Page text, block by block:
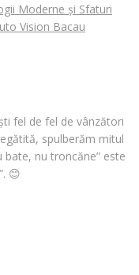
Moderne și Sfaturi
Vision Bacau
fel de fel de vânzători
spulberăm mitul
bate, nu troncăne” este
😊